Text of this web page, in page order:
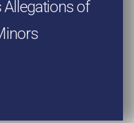
Allegations of